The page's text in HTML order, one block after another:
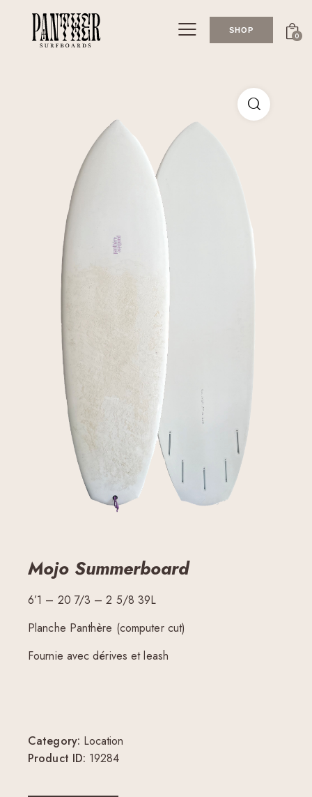
SHOP
0
Mojo Summerboard
6’1 – 20 7/3 – 2 5/8 39L
Planche Panthère (computer cut)
Fournie avec dérives et leash
Category: Location
Product ID: 19284